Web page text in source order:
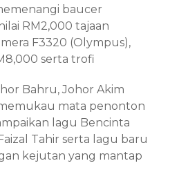
baucer
RM2,000 tajaan
F3320 (Olympus),
serta trofi
Bahru, Johor Akim
mata penonton
lagu Bencinta
Tahir serta lagu baru
kejutan yang mantap